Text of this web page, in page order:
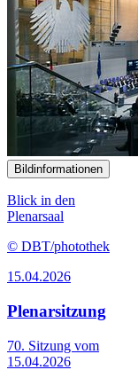
Bildinformationen
Blick in den
Plenarsaal
© DBT/photothek
15.04.2026
Plenarsitzung
70. Sitzung vom
15.04.2026